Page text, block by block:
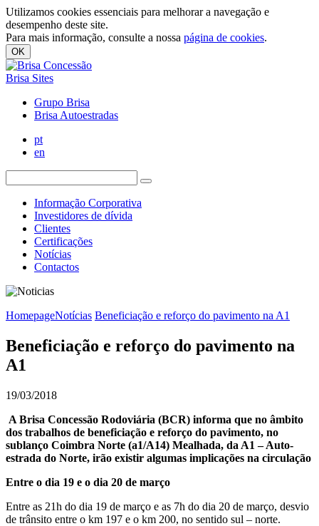
Utilizamos cookies essenciais para melhorar a navegação e
desempenho deste site.
Para mais informação, consulte a nossa página de cookies.
OK
Brisa Sites
Grupo Brisa
Brisa Autoestradas
pt
en
Informação Corporativa
Investidores de dívida
Clientes
Certificações
Notícias
Contactos
HomepageNotícias Beneficiação e reforço do pavimento na A1
Beneficiação e reforço do pavimento na
A1
19/03/2018
A Brisa Concessão Rodoviária (BCR) informa que no âmbito
dos trabalhos de beneficiação e reforço do pavimento, no
sublanço Coimbra Norte (a1/A14) Mealhada, da A1 – Auto-
estrada do Norte, irão existir algumas implicações na circulação
Entre o dia 19 e o dia 20 de março
Entre as 21h do dia 19 de março e as 7h do dia 20 de março, desvio
de trânsito entre o km 197 e o km 200, no sentido sul – norte.